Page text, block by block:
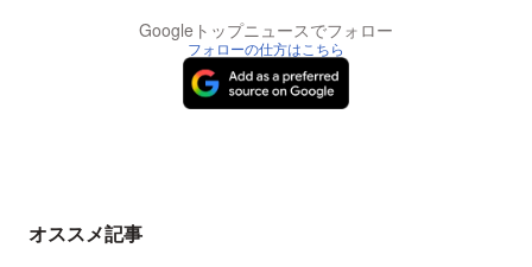
Googleトップニュースでフォロー
フォローの仕方はこちら
オススメ記事